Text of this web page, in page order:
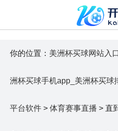
你的位置： 美洲杯买球网站入
洲杯买球手机app_美洲杯买球
平台软件 > 体育赛事直播 > 直